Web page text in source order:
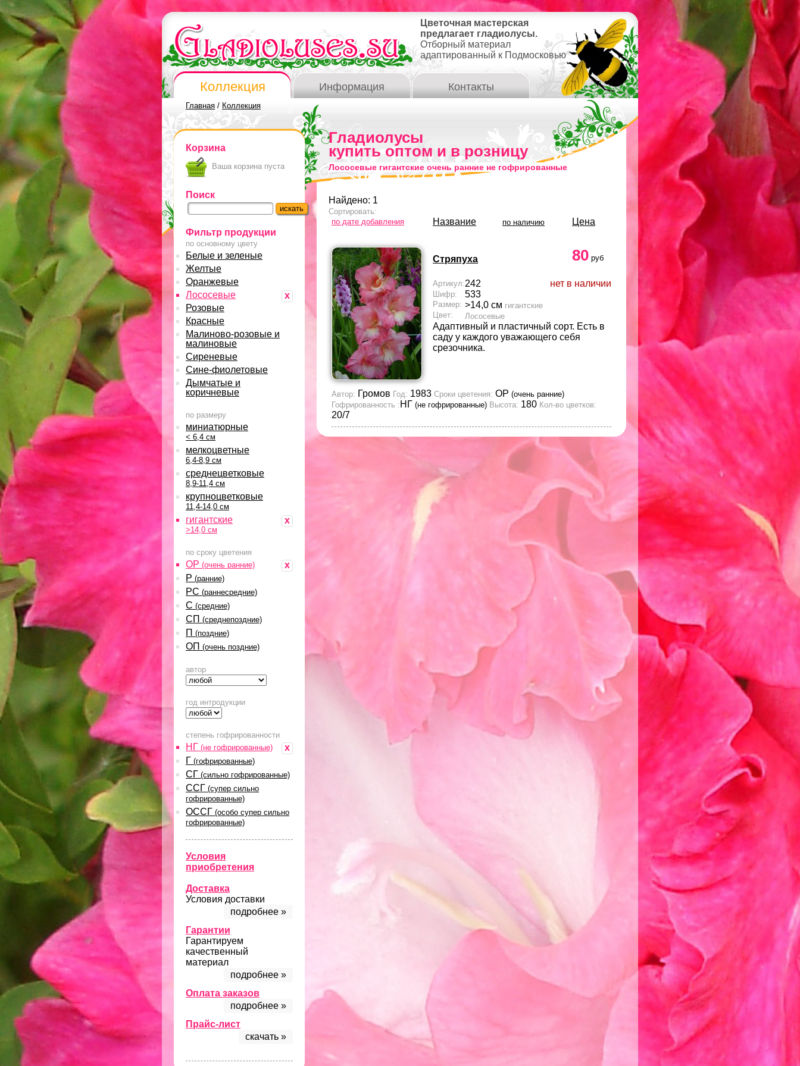
Цветочная мастерская
предлагает гладиолусы.
Отборный материал
адаптированный к Подмосковью
Коллекция Информация Контакты
Главная / Коллекция
Корзина
Ваша корзина пуста
Поиск
Фильтр продукции
по основному цвету
Белые и зеленые
Желтые
Оранжевые
x
Лососевые
Розовые
Красные
Малиново-розовые и
малиновые
Сиреневые
Сине-фиолетовые
Дымчатые и
коричневые
по размеру
миниатюрные
< 6,4 см
мелкоцветные
6,4-8,9 см
среднецветковые
8,9-11,4 см
крупноцветковые
11,4-14,0 см
x
гигантские
>14,0 см
по сроку цветения
x
ОР (очень ранние)
Р (ранние)
РС (раннесредние)
С (средние)
СП (среднепоздние)
П (поздние)
ОП (очень поздние)
автор
год интродукции
степень гофрированности
x
НГ (не гофрированные)
Г (гофрированные)
СГ (сильно гофрированные)
ССГ (супер сильно
гофрированные)
ОССГ (особо супер сильно
гофрированные)
Условия
приобретения
Доставка
Условия доставки
подробнее »
Гарантии
Гарантируем
качественный
материал
подробнее »
Оплата заказов
подробнее »
Прайс-лист
скачать »
Гладиолусы
купить оптом и в розницу
Лососевые гигантские очень ранние не гофрированные
Найдено: 1
Сортировать:
по дате добавления
Название по наличию Цена
Стряпуха 80 руб
нет в наличии
Артикул:242
Шифр: 533
Размер: >14,0 см гигантские
Цвет:
Лососевые
Адаптивный и пластичный сорт. Есть в
саду у каждого уважающего себя
срезочника.
Автор: Громов Год: 1983 Сроки цветения: ОР (очень ранние)
Гофрированность : НГ (не гофрированные) Высота: 180 Кол-во цветков:
20/7